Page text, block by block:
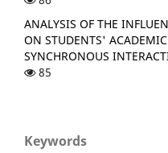
ANALYSIS OF THE
ON STUDENTS'
SYNCHRONOUS
85
Keywords